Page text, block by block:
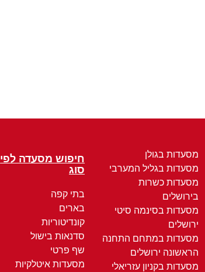
מסעדות בגולן
מסעדות בגליל המערבי
מסעדות כשרות
בירושלים
מסעדות בסינמה סיטי
ירושלים
מסעדות במתחם התחנה
הראשונה ירושלים
מסעדות בקניון עזריאלי
חיפוש מסעדה לפי
סוג
בתי קפה
בארים
קונדיטוריות
סדנאות בישול
שף פרטי
מסעדות איטלקיות